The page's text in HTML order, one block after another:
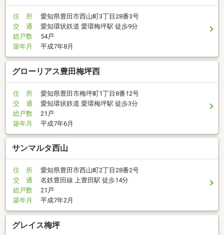
住 所
愛知県豊田市西山町3丁目28番3号
交 通
愛知環状鉄道 愛環梅坪駅 徒歩9分
総戸数
54戸
築年月
平成7年8月
グローリアス豊田梅坪西
住 所
愛知県豊田市梅坪町1丁目8番12号
交 通
愛知環状鉄道 愛環梅坪駅 徒歩3分
総戸数
21戸
築年月
平成7年6月
サンマルタ西山
住 所
愛知県豊田市西山町2丁目28番2号
交 通
名鉄豊田線 上豊田駅 徒歩14分
総戸数
21戸
築年月
平成7年2月
グレイス梅坪